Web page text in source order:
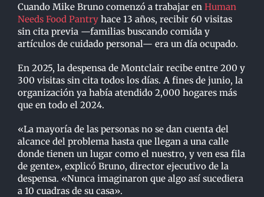
Cuando Mike Bruno comenzó a trabajar en Human
Needs Food Pantry hace 13 años, recibir 60 visitas
sin cita previa —familias buscando comida y
artículos de cuidado personal— era un día ocupado.
En 2025, la despensa de Montclair recibe entre 200 y
300 visitas sin cita todos los días. A fines de junio, la
organización ya había atendido 2,000 hogares más
que en todo el 2024.
«La mayoría de las personas no se dan cuenta del
alcance del problema hasta que llegan a una calle
donde tienen un lugar como el nuestro, y ven esa fila
de gente», explicó Bruno, director ejecutivo de la
despensa. «Nunca imaginaron que algo así sucediera
a 10 cuadras de su casa».